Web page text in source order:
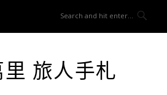
里 旅人手札